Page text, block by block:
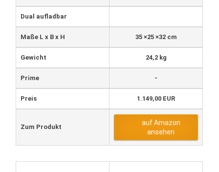
Dual aufladbar
Maße L x B x H 35 ×25 ×32 cm
Gewicht 24,2 kg
Prime -
Preis 1.149,00 EUR
Zum Produkt
auf Amazon
ansehen